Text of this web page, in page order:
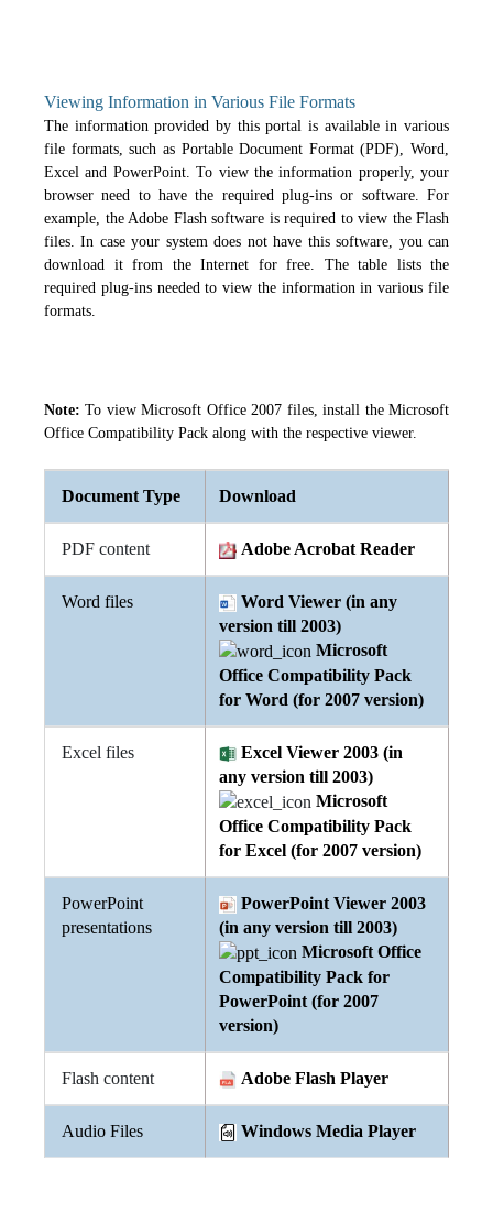
Viewing Information in Various File Formats
The information provided by this portal is available in various
file formats, such as Portable Document Format (PDF), Word,
Excel and PowerPoint. To view the information properly, your
browser need to have the required plug-ins or software. For
example, the Adobe Flash software is required to view the Flash
files. In case your system does not have this software, you can
download it from the Internet for free. The table lists the
required plug-ins needed to view the information in various file
formats.
Note: To view Microsoft Office 2007 files, install the Microsoft
Office Compatibility Pack along with the respective viewer.
Document Type Download
PDF content Adobe Acrobat Reader
Word files
Word Viewer (in any
version till 2003)
Microsoft
Office Compatibility Pack
for Word (for 2007 version)
Excel files
Excel Viewer 2003 (in
any version till 2003)
Microsoft
Office Compatibility Pack
for Excel (for 2007 version)
PowerPoint
presentations
PowerPoint Viewer 2003
(in any version till 2003)
Microsoft Office
Compatibility Pack for
PowerPoint (for 2007
version)
Flash content Adobe Flash Player
Audio Files Windows Media Player